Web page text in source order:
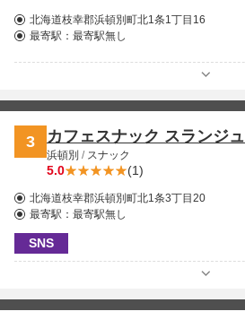
北海道枝幸郡浜頓別町北1条1丁目16
最寄駅： 最寄駅無し
3 カフェスナック スランジュ
浜頓別 / スナック
5.0 (1)
北海道枝幸郡浜頓別町北1条3丁目20
最寄駅： 最寄駅無し
SNS